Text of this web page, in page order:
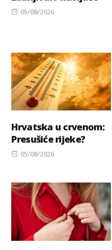
Posted
05/08/2026
Hrvatska u crvenom:
Presušiće rijeke?
Posted
05/08/2026